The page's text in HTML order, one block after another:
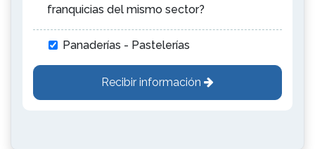
franquicias del mismo sector?
Panaderías - Pastelerías
Recibir información